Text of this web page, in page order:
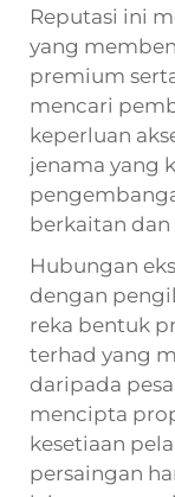
Reputasi ini
yang
premium
mencari
keperluan
jenama yang
berkaitan dan
Hubungan
dengan
reka bentuk
terhad yang
daripada
mencipta
kesetiaan
persaingan